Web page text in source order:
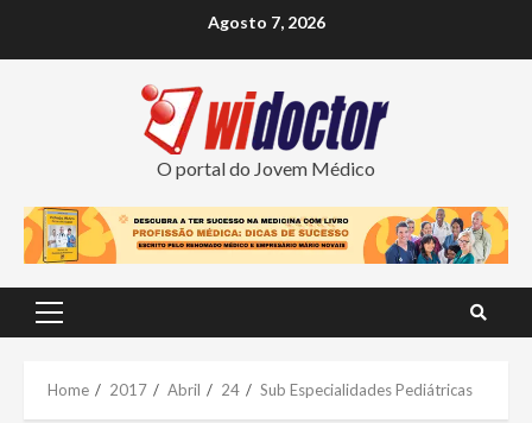
Agosto 7, 2026
O portal do Jovem Médico
Primary
Home 2017 Abril 24 Sub Especialidades Pediátricas